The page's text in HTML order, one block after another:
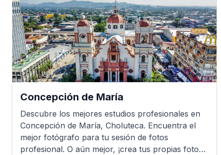
Concepción de María
Descubre los mejores estudios profesionales en
Concepción de María, Choluteca. Encuentra el
mejor fotógrafo para tu sesión de fotos
profesional. O aún mejor, ¡crea tus propias fotos